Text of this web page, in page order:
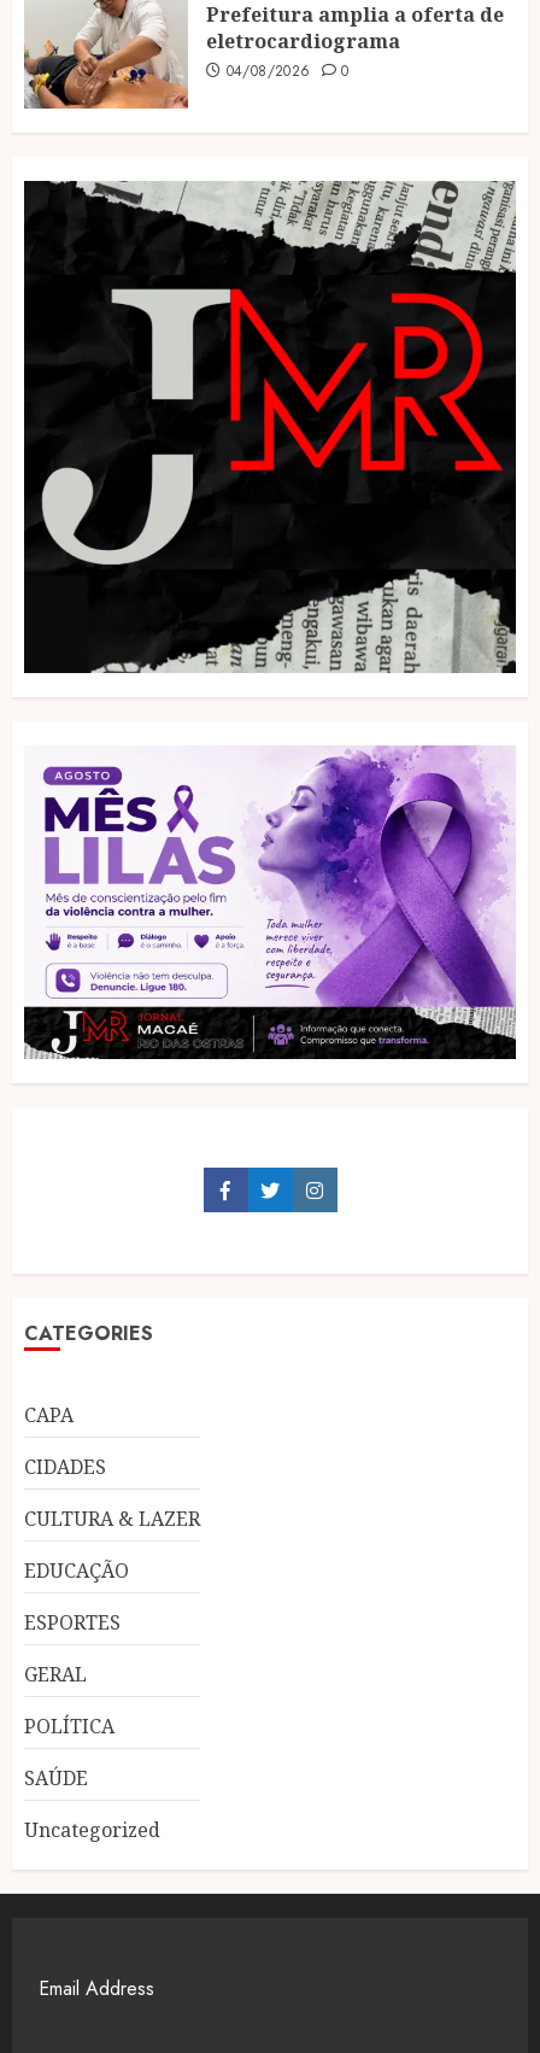
Prefeitura amplia a oferta de
eletrocardiograma
04/08/2026 0
FacebookTwitterInstagram
CATEGORIES
CAPA
CIDADES
CULTURA & LAZER
EDUCAÇÃO
ESPORTES
GERAL
POLÍTICA
SAÚDE
Uncategorized